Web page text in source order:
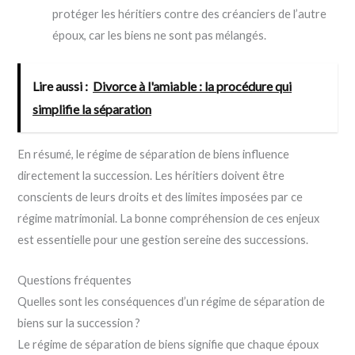
protéger les héritiers contre des créanciers de l’autre
époux, car les biens ne sont pas mélangés.
Lire aussi : Divorce à l'amiable : la procédure qui
simplifie la séparation
En résumé, le régime de séparation de biens influence
directement la succession. Les héritiers doivent être
conscients de leurs droits et des limites imposées par ce
régime matrimonial. La bonne compréhension de ces enjeux
est essentielle pour une gestion sereine des successions.
Questions fréquentes
Quelles sont les conséquences d’un régime de séparation de
biens sur la succession ?
Le régime de séparation de biens signifie que chaque époux